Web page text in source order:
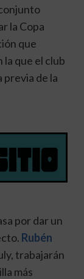
la Copa
que
la que el club
previa de la
por dar un
Rubén
trabajarán
más